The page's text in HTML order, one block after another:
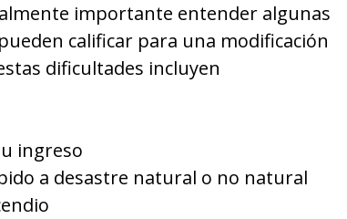
importante entender algunas
calificar para una modificación
dificultades incluyen
ingreso
a desastre natural o no natural